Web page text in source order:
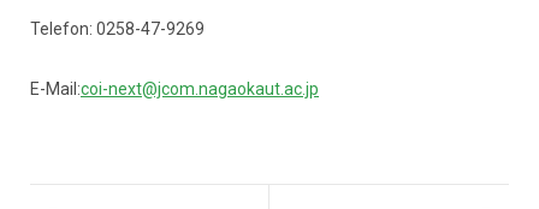
Telefon: 0258-47-9269
E-Mail:coi-next@jcom.nagaokaut.ac.jp